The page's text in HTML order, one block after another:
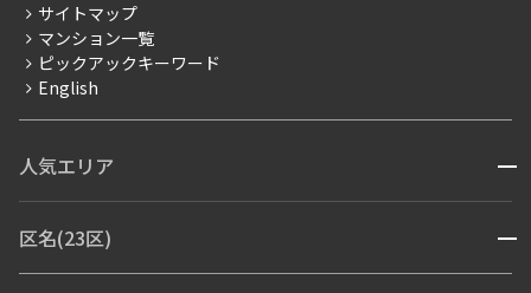
賃料改定
フリーレント
ペット可
ブランドマンション
サイトマップ
マンション一覧
ピックアックキーワード
English
人気エリア 開閉
青山・表参道・原宿
区名(23区) 開閉